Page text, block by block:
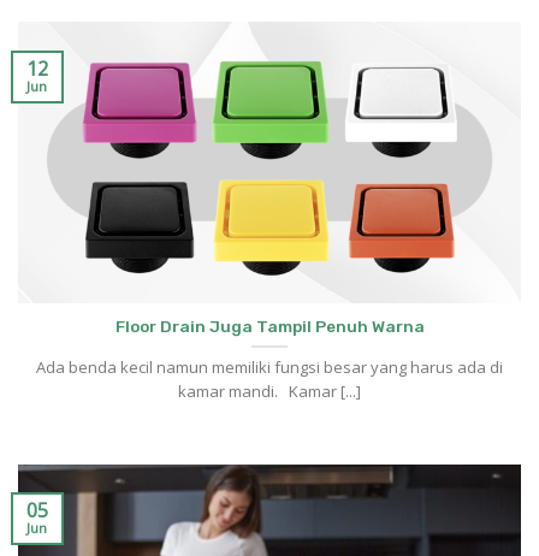
Floor Drain Juga Tampil Penuh Warna
Ada benda kecil namun memiliki fungsi besar yang harus ada di
kamar mandi. Kamar [...]
12
Jun
05
Jun